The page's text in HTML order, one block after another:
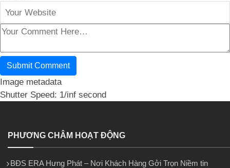
Image metadata
Shutter Speed: 1/inf second
PHƯƠNG CHÂM HOẠT ĐỘNG
BĐS ERA Hưng Phát – Nơi Khách Hàng Gởi Trọn Niềm tin